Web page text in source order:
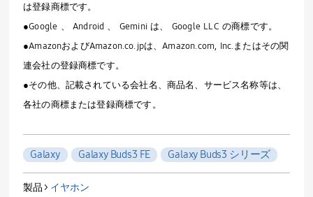
は登録商標です。
●Google 、 Android 、 Gemini は、 Google LLC の商標です。
●AmazonおよびAmazon.co.jpは、Amazon.com, Inc.またはその関
連会社の登録商標です。
●その他、記載されている会社名、商品名、サービス名称等は、
各社の商標または登録商標です。
Galaxy Galaxy Buds3 FE Galaxy Buds3 シリーズ
製品 > イヤホン